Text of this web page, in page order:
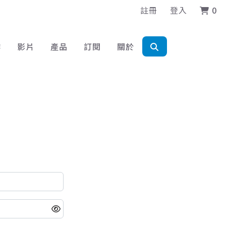
註冊 登入 0
影片 產品 訂閱 關於